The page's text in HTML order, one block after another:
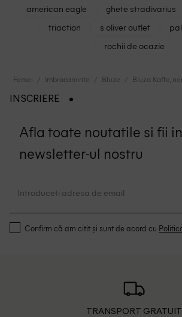
american eagle
ghete stradivarius
triaction
s oliver outlet
rochii de ocazie
Femei Imbracaminte Bluze Bluza Kaffe,
INSCRIERE
Afla toate noutatile si fii
newsletter-ul nostru
Confirm că am citit și sunt de acord cu
TRANSPORT GRATUIT